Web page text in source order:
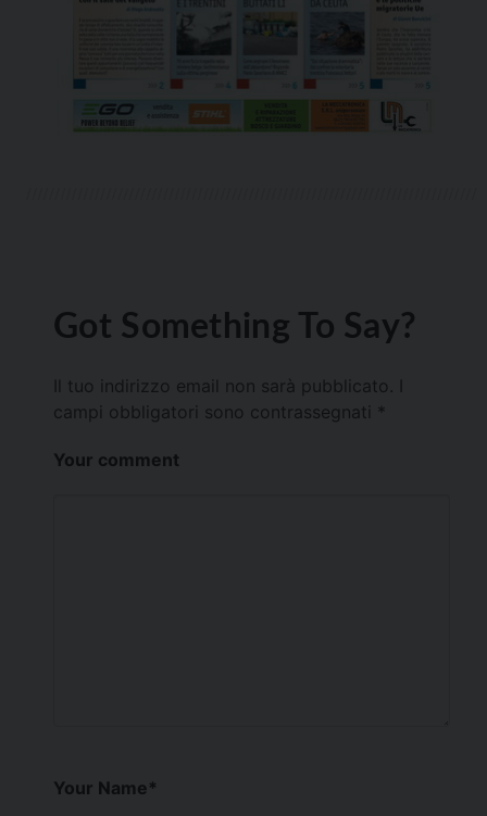
Got Something To Say?
Il tuo indirizzo email non sarà pubblicato.
campi obbligatori sono contrassegnati *
Your comment
Your Name*